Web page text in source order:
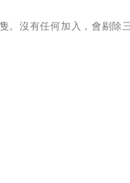
。沒有任何加入，會剔除